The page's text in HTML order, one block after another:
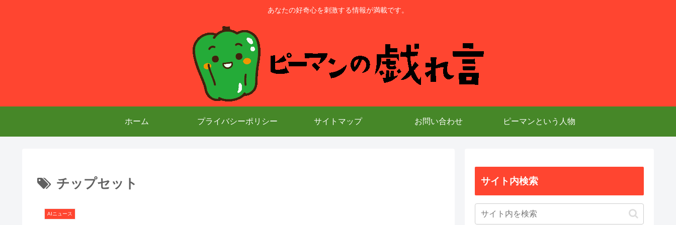
あなたの好奇心を刺激する情報が満載です。
ホーム プライバシーポリシー サイトマップ お問い合わせ ピーマンという人物
チップセット
AIニュース
サイト内検索